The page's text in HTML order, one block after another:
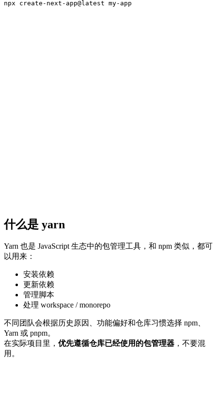
什么是 yarn
Yarn 也是 JavaScript 生态中的包管理工具，和 npm 类似，都可
以用来：
安装依赖
更新依赖
管理脚本
处理 workspace / monorepo
不同团队会根据历史原因、功能偏好和仓库习惯选择 npm、
Yarn 或 pnpm。
在实际项目里， 优先遵循仓库已经使用的包管理器 ，不要混
用。